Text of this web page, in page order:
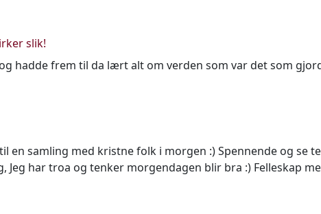
slik!
hadde frem til da lært alt om verden som var det som
en samling med kristne folk i morgen :) Spennende og se
Jeg har troa og tenker morgendagen blir bra :) Felleskap